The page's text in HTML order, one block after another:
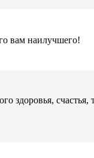
вам наилучшего!
счастья,